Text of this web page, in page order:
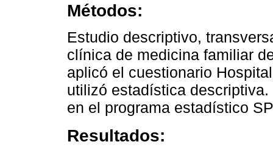
Métodos:
Estudio descriptivo,
clínica de medicina familiar
aplicó el cuestionario
utilizó estadística
en el programa estadístico
Resultados: